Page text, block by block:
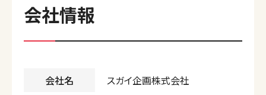
会社情報
会社名
スガイ企画株式会社